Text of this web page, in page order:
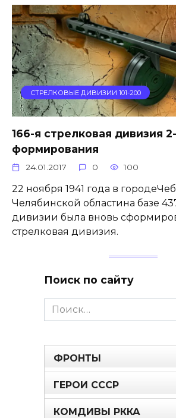
СТРЕЛКОВЫЕ ДИВИЗИИ 101-200
166-я стрелковая дивизия
формирования
24.01.2017 0 100
22 ноября 1941 года в
Челябинской областина базе
дивизии была вновь
стрелковая дивизия.
Поиск по сайту
Search
for:
ФРОНТЫ
ГЕРОИ СССР
КОМДИВЫ РККА